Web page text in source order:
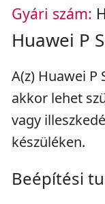
Gyári szám:
Huawei P
A(z) Huawei P
akkor lehet
vagy
készüléken.
Beépítési